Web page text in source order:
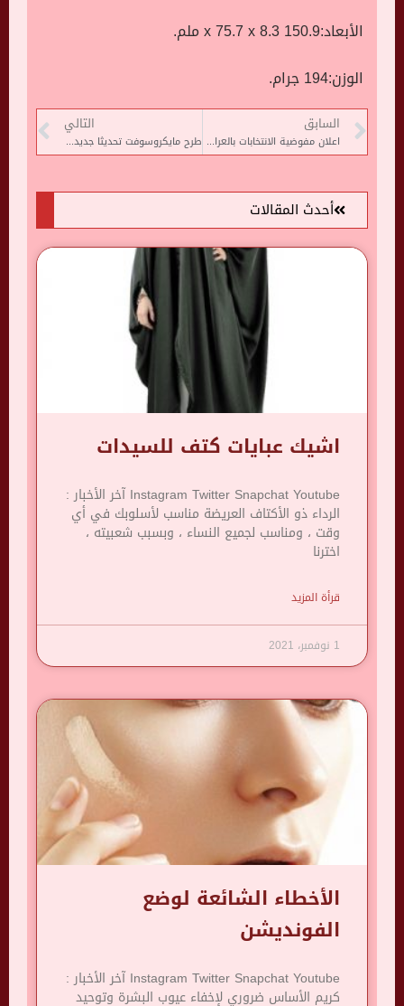
الأبعاد:150.9 x 75.7 x 8.3 ملم.
الوزن:194 جرام.
السابق
اعلان مفوضية الانتخابات بالعراق بدء عملية العد والفرز اليدوى
التالي
طرح مايكروسوفت تحديثا جديدا لمعالجة مشاكل الأداء فى أجهزة ويندوز 11
أحدث المقالات
اشيك عبايات كتف للسيدات
Instagram Twitter Snapchat Youtube آخر الأخبار :
الرداء ذو ​​الأكتاف العريضة مناسب لأسلوبك في أي
وقت ، ومناسب لجميع النساء ، وبسبب شعبيته ،
اخترنا
قرأة المزيد
1 نوفمبر، 2021
الأخطاء الشائعة لوضع
الفونديشن
Instagram Twitter Snapchat Youtube آخر الأخبار :
كريم الأساس ضروري لإخفاء عيوب البشرة وتوحيد